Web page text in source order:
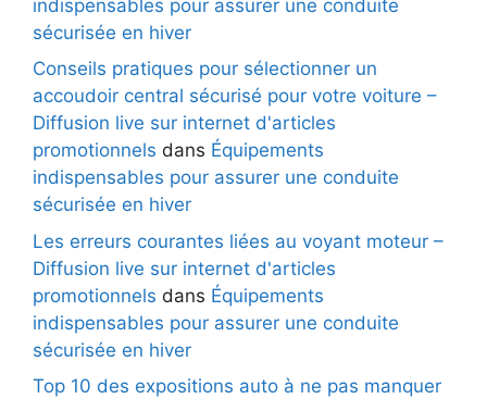
indispensables pour assurer une conduite
sécurisée en hiver
Conseils pratiques pour sélectionner un
accoudoir central sécurisé pour votre voiture –
Diffusion live sur internet d'articles
promotionnels dans Équipements
indispensables pour assurer une conduite
sécurisée en hiver
Les erreurs courantes liées au voyant moteur –
Diffusion live sur internet d'articles
promotionnels dans Équipements
indispensables pour assurer une conduite
sécurisée en hiver
Top 10 des expositions auto à ne pas manquer